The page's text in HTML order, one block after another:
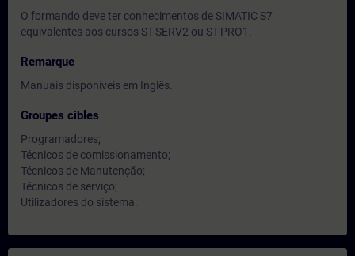
O formando deve ter conhecimentos de SIMATIC S7
equivalentes aos cursos ST-SERV2 ou ST-PRO1.
Remarque
Manuais disponíveis em Inglês.
Groupes cibles
Programadores;
Técnicos de comissionamento;
Técnicos de Manutenção;
Técnicos de serviço;
Utilizadores do sistema.